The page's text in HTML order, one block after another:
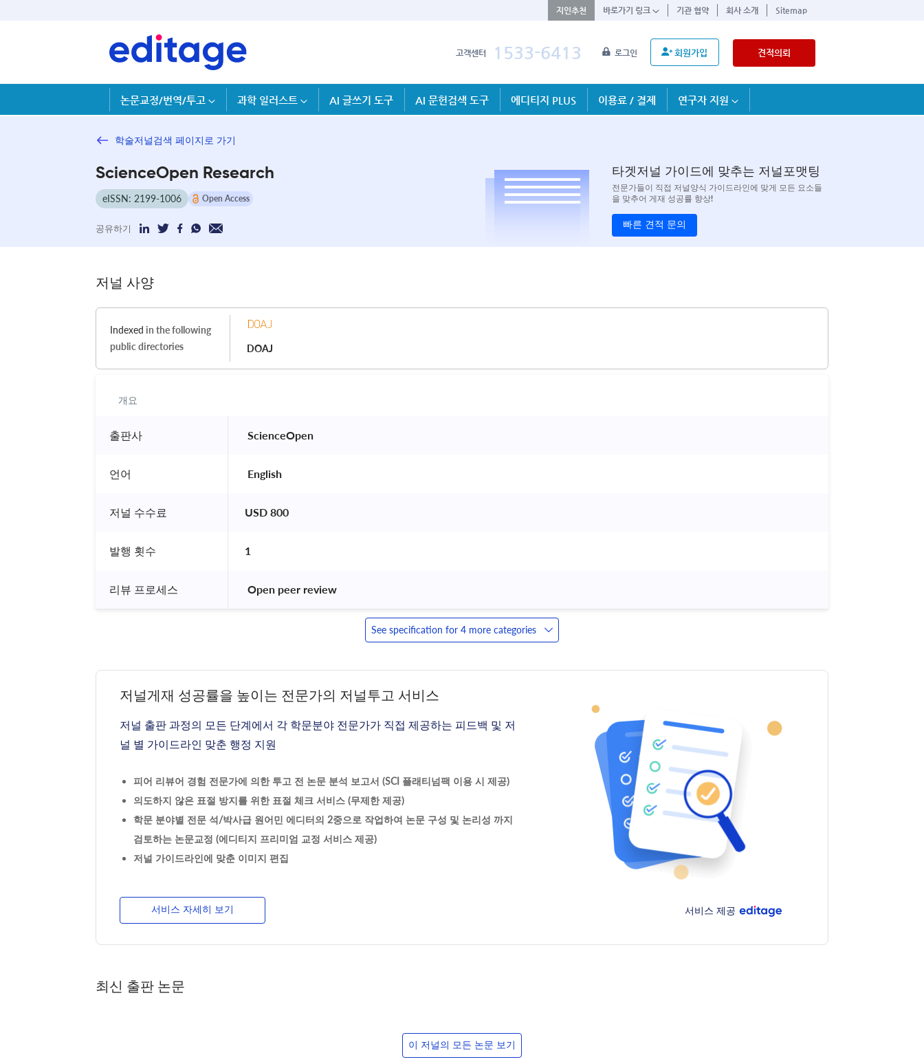
지인추천 바로가기 링크 기관 협약 회사 소개 Sitemap
고객센터 1533-6413 로그인 회원가입 견적의뢰
논문교정/번역/투고 과학 일러스트 AI 글쓰기 도구 AI 문헌검색 도구 에디티지 PLUS 이용료 / 결제 연구자 지원
학술저널검색 페이지로 가기
ScienceOpen Research
eISSN: 2199-1006 Open Access
공유하기
타겟저널 가이드에 맞추는 저널포맷팅
전문가들이 직접 저널양식 가이드라인에 맞게 모든 요소들
을 맞추어 게재 성공률 향상!
빠른 견적 문의
저널 사양
Indexed in the following
public directories
DOAJ
개요
출판사 ScienceOpen
언어 English
저널 수수료 USD 800
발행 횟수 1
리뷰 프로세스 Open peer review
See specification for 4 more categories
저널게재 성공률을 높이는 전문가의 저널투고 서비스
저널 출판 과정의 모든 단계에서 각 학문분야 전문가가 직접 제공하는 피드백 및 저
널 별 가이드라인 맞춘 행정 지원
피어 리뷰어 경험 전문가에 의한 투고 전 논문 분석 보고서 (SCI 플래티넘팩 이용 시 제공)
의도하지 않은 표절 방지를 위한 표절 체크 서비스 (무제한 제공)
학문 분야별 전문 석/박사급 원어민 에디터의 2중으로 작업하여 논문 구성 및 논리성 까지
검토하는 논문교정 (에디티지 프리미엄 교정 서비스 제공)
저널 가이드라인에 맞춘 이미지 편집
서비스 자세히 보기 서비스 제공
최신 출판 논문
이 저널의 모든 논문 보기